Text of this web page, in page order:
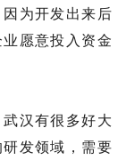
因为开发出来后
愿意投入资金
汉有很多好大
发领域，需要